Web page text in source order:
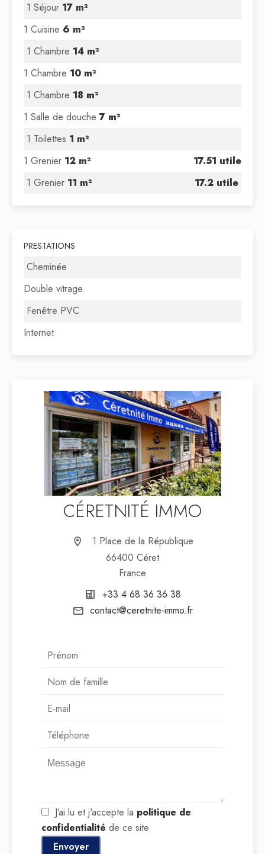
1 Séjour 17 m²
1 Cuisine 6 m²
1 Chambre 14 m²
1 Chambre 10 m²
1 Chambre 18 m²
1 Salle de douche 7 m²
1 Toilettes 1 m²
1 Grenier 12 m²
17.51 utile
1 Grenier 11 m² 17.2 utile
PRESTATIONS
Cheminée
Double vitrage
Fenêtre PVC
Internet
CÉRETNITÉ IMMO
1 Place de la République
66400 Céret
France
+33 4 68 36 36 38
contact@ceretnite-immo.fr
J’ai lu et j'accepte la politique de
confidentialité de ce site
Envoyer